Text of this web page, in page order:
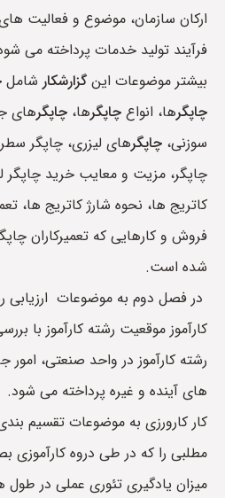
ارکان سازمان، موضوع و فعالیت
فرآیند تولید خدمات پرداخته می
بیشتر موضوعات این گزارشکار شامل
چاپگرها، انواع چاپگرها، چاپگرهای
سوزنی، چاپگرهای لیزری، چاپگر
چاپگر، مزیت و معایب خرید چاپگر
کاتریج ها، نحوه شارژ کاتریج ها،
فروش و کارهایی که تعمیرکاران
شده است.
در فصل دوم به موضوعات ارزیابی
کارآموز موقعیت رشته کارآموز با
رشته کارآموز در واحد صنعتی، امور
های آینده و غیره پرداخته می
کار کارورزی به موضوعات تقسیم
مطلبی را که در طی دروه کارآموزی
میزان یادگیری تئوری عملی در